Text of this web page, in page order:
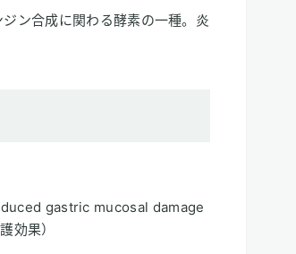
ン合成に関わる酵素の一種。炎
gastric mucosal damage
効果）